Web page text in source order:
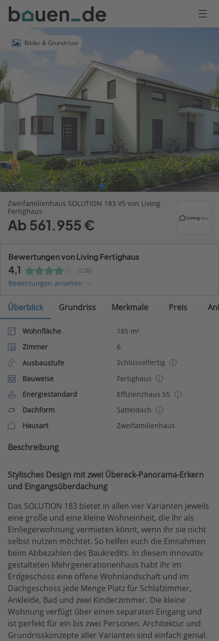
Bauen
Logo
Anmelden
Bilder & Grundrisse
Zweifamilienhaus SOLUTION 183 V5 von Living
Fertighaus
Ab 561.955 €
Bewertungen von Living Fertighaus
4,1 (226)
Bewertungen ansehen
Überblick Grundriss Merkmale Preis
Wohnfläche
185 m²
Zimmer
6
Ausbaustufe
Schlüsselfertig
Bauweise
Fertighaus
Energiestandard
Effizienzhaus 55
Dachform
Satteldach
Hausart
Zweifamilienhaus
Beschreibung
Stylisches Design mit zwei Übereck-Panorama-Erkern
und Eingangsüberdachung
Das SOLUTION 183 bietet in allen vier Varianten jeweils
eine große und eine kleine Wohneinheit, die ihr als
Einliegerwohnung vermieten könnt, wenn ihr sie nicht
selbst nutzen möchtet. So helfen euch die Einnahmen
beim Abbezahlen des Baukredits. In diesem innovativ
gestalteten Mehrgenerationenhaus habt ihr im
Erdgeschoss eine offene Wohnlandschaft und im
Dachgeschoss jede Menge Platz für Schlafzimmer,
Ankleide, Bad und zwei Kinderzimmer. Die kleine
Wohnung verfügt über einen separaten Eingang und
ist perfekt für ein bis zwei Personen. Architektur und
Grundrisskonzepte aller Varianten sind einfach genial.